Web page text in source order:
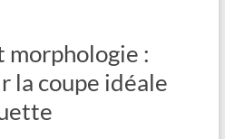
morphologie :
la coupe idéale